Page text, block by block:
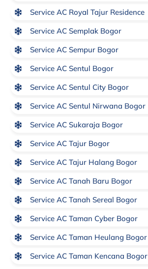
Service AC Royal Tajur Residence
Service AC Semplak Bogor
Service AC Sempur Bogor
Service AC Sentul Bogor
Service AC Sentul City Bogor
Service AC Sentul Nirwana Bogor
Service AC Sukaraja Bogor
Service AC Tajur Bogor
Service AC Tajur Halang Bogor
Service AC Tanah Baru Bogor
Service AC Tanah Sereal Bogor
Service AC Taman Cyber Bogor
Service AC Taman Heulang Bogor
Service AC Taman Kencana Bogor